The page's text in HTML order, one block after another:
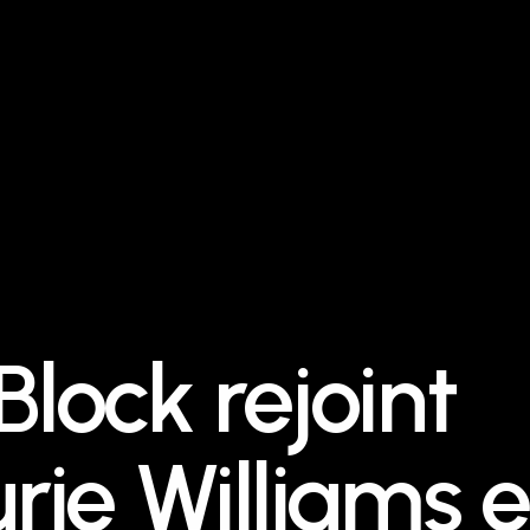
rejoint
Williams